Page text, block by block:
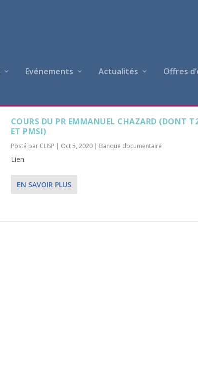
Evénements Actualités Offres
COURS DU PR EMMANUEL CHAZARD (DONT
ET PMSI)
Posté par CLISP | Oct 5, 2020| Banque documentaire
Lien
EN SAVOIR PLUS